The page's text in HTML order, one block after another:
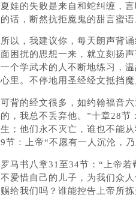
夏娃的失败是来自和蛇纠缠，
的话，断然抗拒魔鬼的甜言蜜语
所以，我建议你，每天朗声背
面困扰的思想一来，就立刻扬
一个学武术的人不断地练习，
心里。不停地用圣经经文抵挡
可背的经文很多，如约翰福音
的，我总不丢弃他。”十章28节
生；他们永不灭亡，谁也不能
9节：上帝“不愿有一人沉沦，
罗马书八章31至34节：“上帝
不爱惜自己的儿子，为我们众
赐给我们吗？谁能控告上帝所